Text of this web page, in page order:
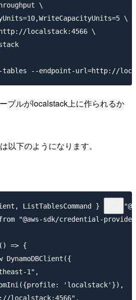
\
\
localstack:4566 \
ブルがlocalstack上に作られるか
以下のようになります。
ListTablesCommand } from
"@aws-sdk/credential-
() => {
DynamoDBClient({
1",
'localstack'}),
localstack:4566",